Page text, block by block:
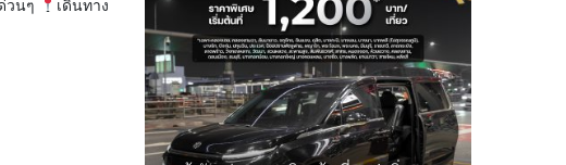
วนๆ
เดินทาง